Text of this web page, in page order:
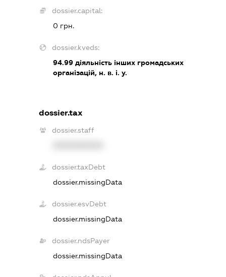
dossier.capital:
0 грн.
dossier.kveds:
94.99діяльність інших громадських
організацій, н. в. і. у.
dossier.tax
dossier.staff
dossier.taxDebt
dossier.missingData
dossier.esvDebt
dossier.missingData
dossier.ndsPayer
dossier.missingData